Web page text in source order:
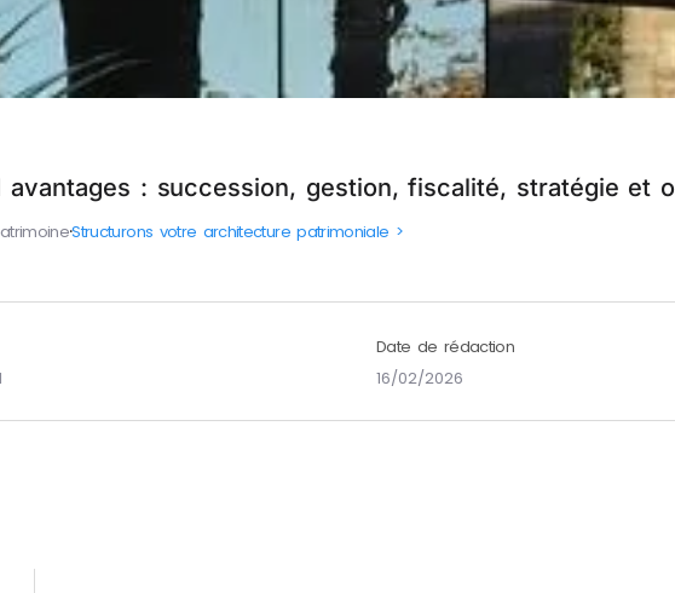
: succession, gestion, fiscalité, stratégie et
⸱Structurons votre architecture patrimoniale >
Date de rédaction
16/02/2026